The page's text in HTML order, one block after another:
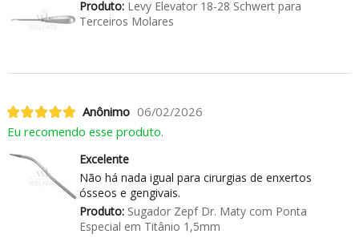
Produto:Levy Elevator 18-28 Schwert para
Terceiros Molares
Anônimo 06/02/2026
Eu recomendo esse produto.
Excelente
Não há nada igual para cirurgias de enxertos
ósseos e gengivais.
Produto:Sugador Zepf Dr. Maty com Ponta
Especial em Titânio 1,5mm